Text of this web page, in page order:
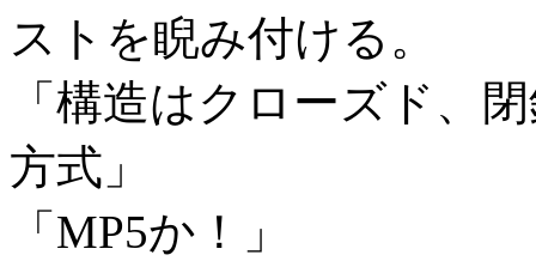
ストを睨み付ける。
「構造はクローズド、
方式」
「MP5か！」